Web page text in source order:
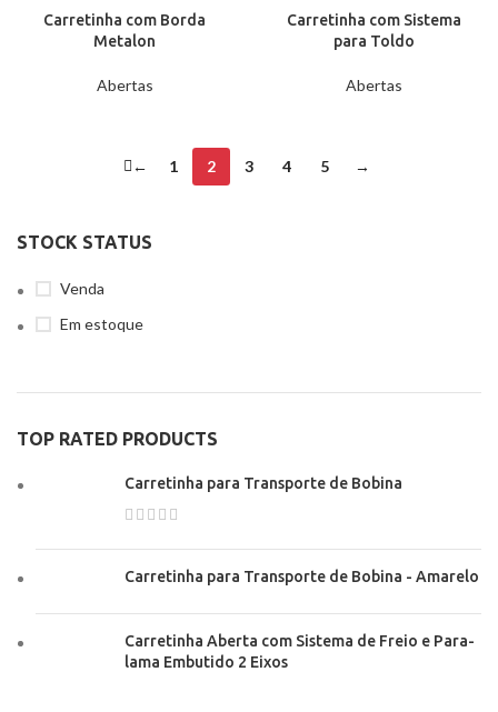
STOCK STATUS
Venda
Em estoque
TOP RATED PRODUCTS
Carretinha para Transporte de Bobina
Carretinha para Transporte de Bobina - Amarelo
Carretinha Aberta com Sistema de Freio e Para-
lama Embutido 2 Eixos
Carretinha com Borda
Metalon
Abertas
Carretinha com Sistema
para Toldo
Abertas
← 1 2 3 4 5 →